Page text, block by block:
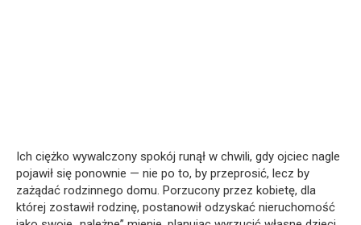
Ich ciężko wywalczony spokój runął w chwili, gdy ojciec nagle
pojawił się ponownie — nie po to, by przeprosić, lecz by
zażądać rodzinnego domu. Porzucony przez kobietę, dla
której zostawił rodzinę, postanowił odzyskać nieruchomość